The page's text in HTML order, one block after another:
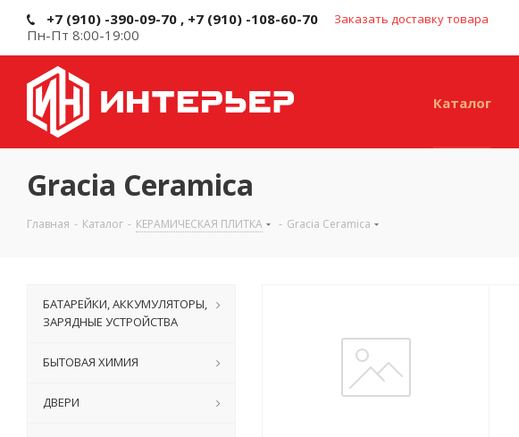
+7 (910) -390-09-70 , +7 (910) -108-60-70 Заказать доставку товара
Пн-Пт 8:00-19:00
Каталог
Gracia Ceramica
Главная - Каталог - КЕРАМИЧЕСКАЯ ПЛИТКА - Gracia Ceramica
БАТАРЕЙКИ, АККУМУЛЯТОРЫ,
ЗАРЯДНЫЕ УСТРОЙСТВА
БЫТОВАЯ ХИМИЯ
ДВЕРИ